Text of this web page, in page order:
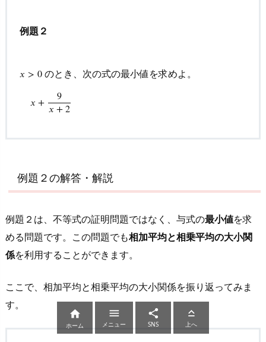
例題２
𝑥 > 0
x >0 のとき、次の式の最小値を求めよ。
𝑥 + 9
𝑥 +2
x+9 x+2
例題２の解答・解説
例題２は、不等式の証明問題ではなく、与式の最小値を求
める問題です。この問題でも相加平均と相乗平均の大小関
係を利用することができます。
ここで、相加平均と相乗平均の大小関係を振り返ってみま
す。

ホーム

メニュー

SNS

上へ